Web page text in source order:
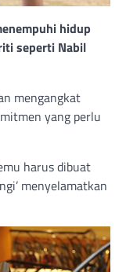
hidup
seperti Nabil
mengangkat
yang perlu
harus dibuat
menyelamatkan